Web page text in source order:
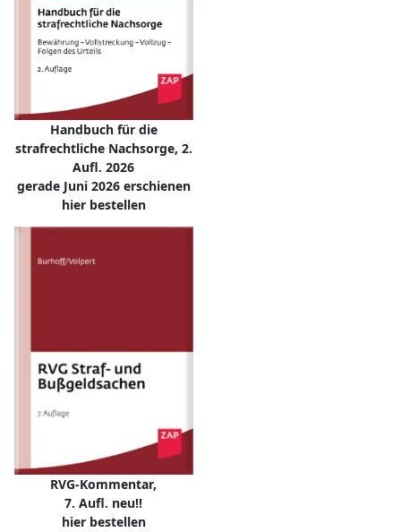
Handbuch für die
strafrechtliche Nachsorge, 2.
Aufl. 2026
gerade Juni 2026 erschienen
hier bestellen
RVG-Kommentar,
7. Aufl. neu!!
hier bestellen